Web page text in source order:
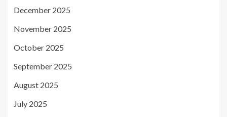
December 2025
November 2025
October 2025
September 2025
August 2025
July 2025